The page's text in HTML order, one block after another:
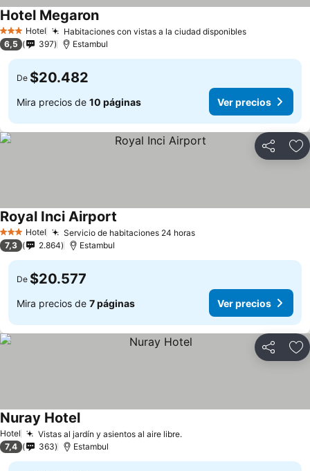
3 Estrellas
Hotel Habitaciones con vistas a la ciudad disponibles
Hotel Megaron
6,5 397 Estambul
De $20.482
Mira precios de 10 páginas Ver precios
Compartir
3 Estrellas
Hotel Servicio de habitaciones 24 horas
Royal Inci Airport
7,3 2.864 Estambul
De $20.577
Mira precios de 7 páginas Ver precios
Compartir
Hotel Vistas al jardín y asientos al aire libre.
Nuray Hotel
7,4 363 Estambul